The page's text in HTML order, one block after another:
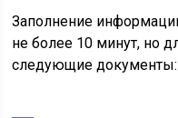
Заполнение
не более 10 минут, но
следующие документы: